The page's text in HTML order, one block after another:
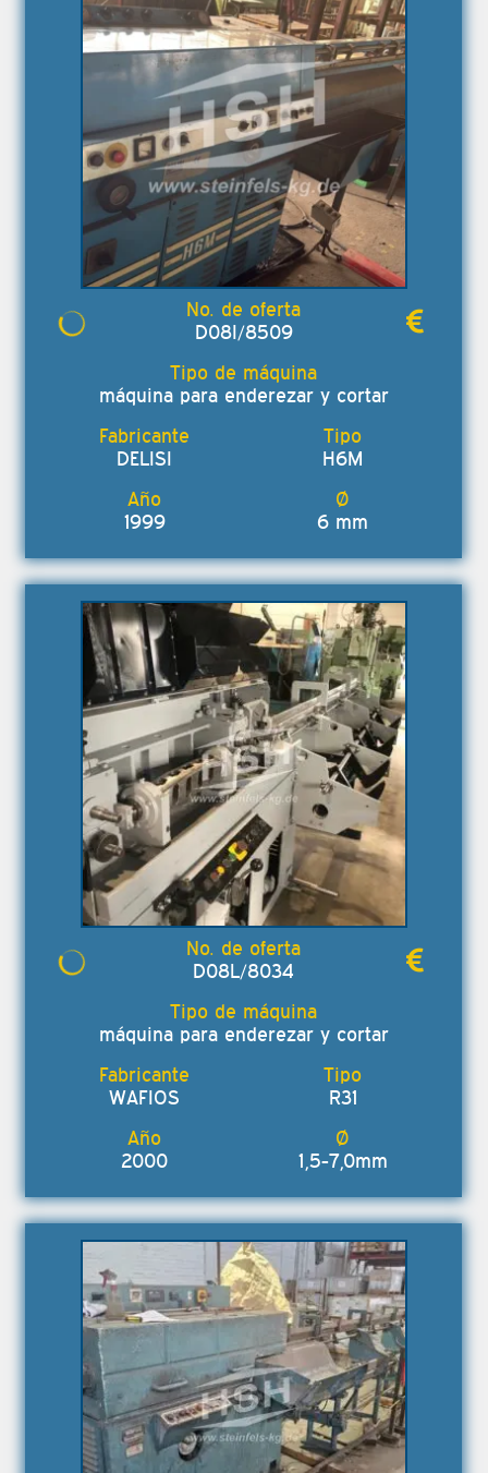
D08I/8509
máquina para enderezar y cortar
DELISI H6M
1999 6 mm
D08L/8034
máquina para enderezar y cortar
WAFIOS R31
2000 1,5-7,0mm